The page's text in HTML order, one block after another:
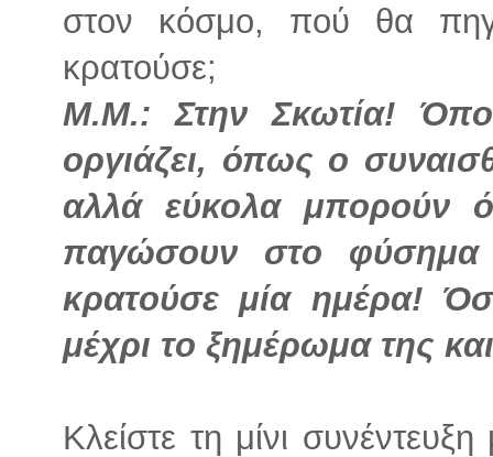
στον κόσμο, πού θα
κρατούσε;
Μ.Μ.: Στην Σκωτία!
οργιάζει, όπως ο
αλλά εύκολα μπορούν
παγώσουν στο
κρατούσε μία ημέρα!
μέχρι το ξημέρωμα της
Κλείστε τη μίνι